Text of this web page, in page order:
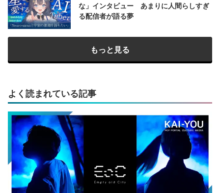
な」インタビュー あまりに人間らしすぎ
る配信者が語る夢
もっと見る
よく読まれている記事